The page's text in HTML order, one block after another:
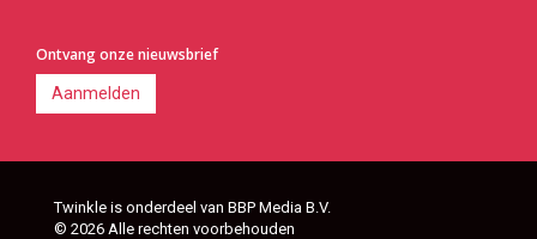
Ontvang onze nieuwsbrief
Aanmelden
Twinkle is onderdeel van BBP Media B.V.
© 2026 Alle rechten voorbehouden